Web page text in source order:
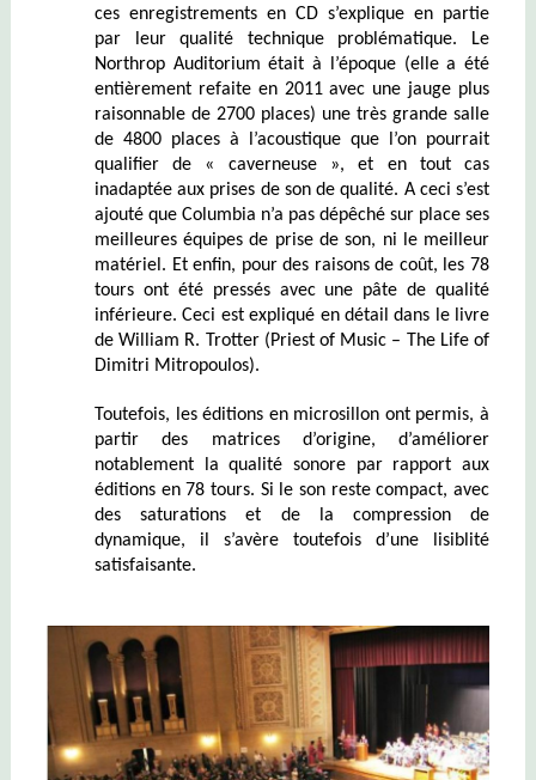
ces enregistrements en CD s’explique en partie
par leur qualité technique problématique. Le
Northrop Auditorium était à l’époque (elle a été
entièrement refaite en 2011 avec une jauge plus
raisonnable de 2700 places) une très grande salle
de 4800 places à l’acoustique que l’on pourrait
qualifier de « caverneuse », et en tout cas
inadaptée aux prises de son de qualité. A ceci s’est
ajouté que Columbia n’a pas dépêché sur place ses
meilleures équipes de prise de son, ni le meilleur
matériel. Et enfin, pour des raisons de coût, les 78
tours ont été pressés avec une pâte de qualité
inférieure. Ceci est expliqué en détail dans le livre
de William R. Trotter (Priest of Music – The Life of
Dimitri Mitropoulos).
Toutefois, les éditions en microsillon ont permis, à
partir des matrices d’origine, d’améliorer
notablement la qualité sonore par rapport aux
éditions en 78 tours. Si le son reste compact, avec
des saturations et de la compression de
dynamique, il s’avère toutefois d’une lisiblité
satisfaisante.